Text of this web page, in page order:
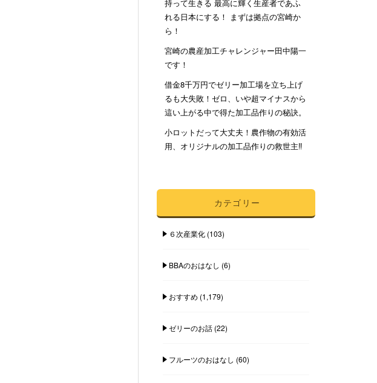
持って生きる 最高に輝く生産者であふ
れる日本にする！ まずは拠点の宮崎か
ら！
宮崎の農産加工チャレンジャー田中陽一
です！
借金8千万円でゼリー加工場を立ち上げ
るも大失敗！ゼロ、いや超マイナスから
這い上がる中で得た加工品作りの秘訣。
小ロットだって大丈夫！農作物の有効活
用、オリジナルの加工品作りの救世主‼︎
カテゴリー
６次産業化(103)
BBAのおはなし (6)
おすすめ (1,179)
ゼリーのお話(22)
フルーツのおはなし (60)